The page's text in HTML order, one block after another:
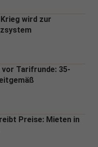
wird zur
Tarifrunde: 35-
Preise: Mieten in